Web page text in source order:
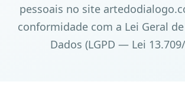
pessoais no site
conformidade com a Lei Geral
Dados (LGPD — Lei